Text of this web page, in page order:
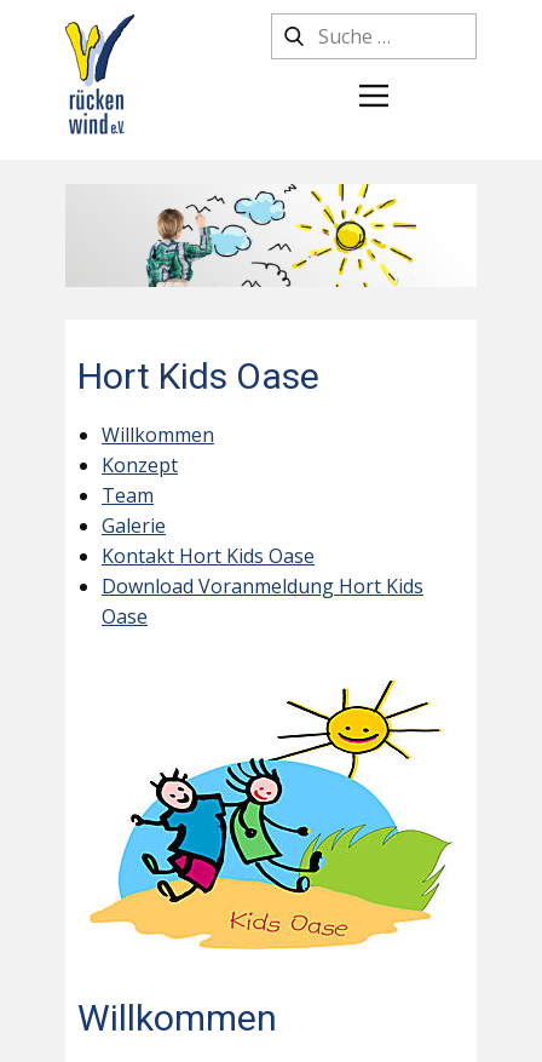
Hort Kids Oase
Willkommen
Konzept
Team
Galerie
Kontakt Hort Kids Oase
Download Voranmeldung Hort Kids
Oase
Willkommen